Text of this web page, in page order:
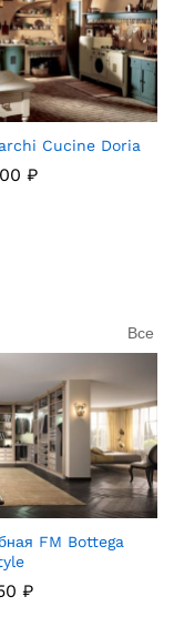
Cucine Doria
₽
Все
FM Bottega
₽